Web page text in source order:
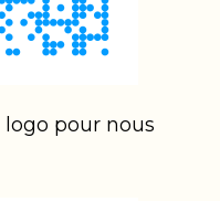
pour nous